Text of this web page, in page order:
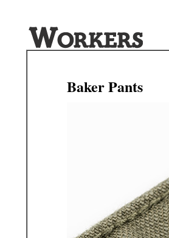
Baker Pants